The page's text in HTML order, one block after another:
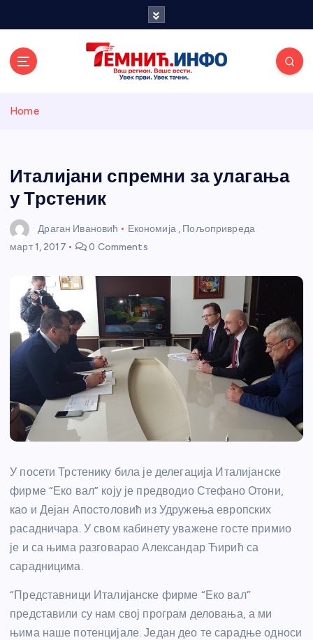
и портал
Home
Италијани спремни за улагања
у Трстеник
Драган Ивановић Економија, Пољопривреда
март 1, 2017
0 Comments
У посети Трстенику била је делегација Италијанске
фирме “Еко вал” коју је предводио Стефано Отони,
као и Дејан Апостоловић из Удружења европских
расадничара. У свом кабинету уважене госте примио
је и са њима разговарао Александар Ћирић са
сарадницима.
“Представници Италијанске фирме “Еко вал”
представили су нам свој програм деловања, а ми
њима наше потенцијале. Један део те сарадње односи